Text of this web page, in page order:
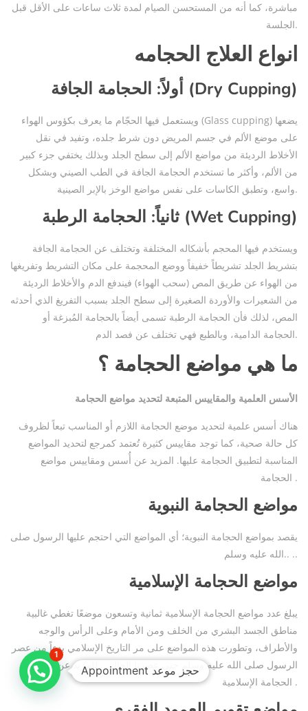
مباشرة، كما أنه من المستحسن الصيام لمدة ثلاث ساعات على الأقل قبل
الجلسة.
انواع العلاج الحجامه
أولاً: الحجامة الجافة (Dry Cupping)
ويستعمل فيها الحجّام ما يعرف بكؤوس الهواء (Glass cupping) يضعها
على موضع الألم في جسم المريض دون شرط جلده، وتفيد في نقل
الأخلاط الرديئة من مواضع الألم إلى سطح الجلد وبذلك يختفي جزء كبير
من الألم، وأكثر ما تستخدم الحجامة الجافة في الطب الصيني وبشكل
واسع، وتطبق الكاسات على نفس مواضع الوخز بالإبر الصينية.
ثانياً: الحجامة الرطبة (Wet Cupping)
ويستخدم فيها المحجم بأشكاله المختلفة وتختلف عن الحجامة الجافة
بتشريط الجلد تشريطاً خفيفاً ووضع المحجمة على مكان التشريط وتفريغها
من الهواء عن طريق المص (سحب الهواء) فيندفع الدم والأخلاط الرديئة
من الشعيرات والأوردة الصغيرة إلى سطح الجلد بسبب التفريغ الذي أحدثه
المص، لذلك فأن الحجامة الرطبة تسمى أيضاً بالحجامة المُبزغة أو
الحجامة الدامية، وبالطبع فهي تختلف عن فصد الدم.
ما هي مواضع الحجامة ؟
الأسس العلمية والمقاييس المتبعة لتحديد مواضع الحجامة
هناك أسس علمية لتحديد موضع الحجامة اللازم أو المناسب تبعاً لظروف
كل حالة صحية، كما توجد مقاييس كثيرة تُعتمد كمرجع لتحديد المواضع
المناسبة لتطبيق الحجامة عليها. المزيد عن أُسس ومقاييس مواضع
الحجامة .
مواضع الحجامة النبوية
يقصد بمواضع الحجامة النبوية؛ أي المواضع التي احتجم عليها الرسول صلى
الله عليه وسلم.. ..
مواضع الحجامة الإسلامية
يبلغ عدد مواضع الحجامة الإسلامية ثمانية وتسعون موضعًا تغطي غالبية
مناطق الجسد البشري من الخلف ومن الأمام وعلى الرأس والوجه
والأطراف، وتطورت هذه المواضع على مر التاريخ الإسلامي بدءاً من عصر
الرسول صلى الله عليه وسلم حتى عصرنا الحالي.. للمزيد عن مواضع
الحجامة الإسلامية .
1